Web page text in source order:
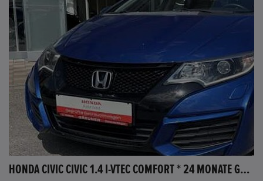
HONDA CIVIC CIVIC 1.4 I-VTEC COMFORT * 24 MONATE GARANTIE *